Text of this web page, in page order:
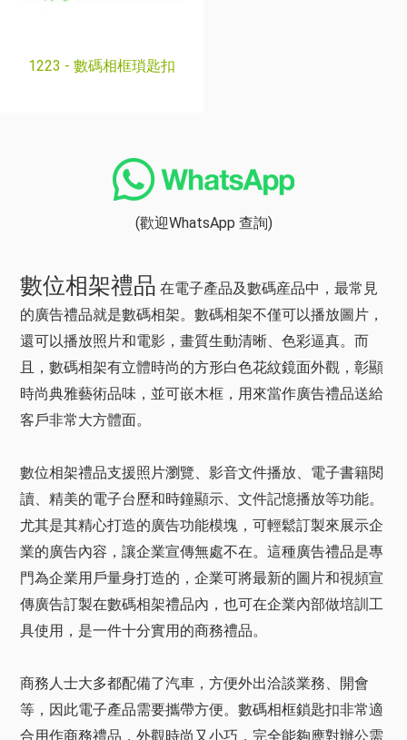
1223 - 數碼相框瑣匙扣
(歡迎WhatsApp 查詢)
數位相架禮品 在電子產品及數碼産品中，最常見
的廣告禮品就是數碼相架。數碼相架不僅可以播放圖片，
還可以播放照片和電影，畫質生動清晰、色彩逼真。而
且，數碼相架有立體時尚的方形白色花紋鏡面外觀，彰顯
時尚典雅藝術品味，並可嵌木框，用來當作廣告禮品送給
客戶非常大方體面。
數位相架禮品支援照片瀏覽、影音文件播放、電子書籍閱
讀、精美的電子台歷和時鐘顯示、文件記憶播放等功能。
尤其是其精心打造的廣告功能模塊，可輕鬆訂製來展示企
業的廣告內容，讓企業宣傳無處不在。這種廣告禮品是專
門為企業用戶量身打造的，企業可將最新的圖片和視頻宣
傳廣告訂製在數碼相架禮品內，也可在企業內部做培訓工
具使用，是一件十分實用的商務禮品。
商務人士大多都配備了汽車，方便外出洽談業務、開會
等，因此電子產品需要攜帶方便。數碼相框鎖匙扣非常適
合用作商務禮品，外觀時尚又小巧，完全能夠應對辦公需